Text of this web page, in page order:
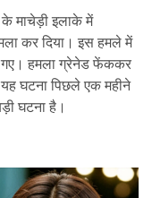
माचेड़ी इलाके में
कर दिया। इस हमले में
गए। हमला ग्रेनेड फेंककर
घटना पिछले एक महीने
घटना है।